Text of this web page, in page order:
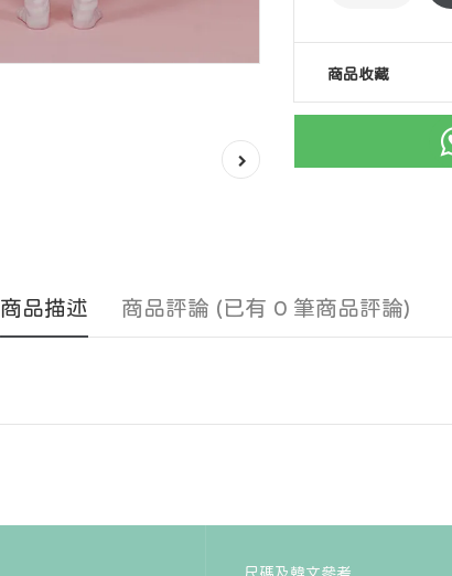
商品收藏
商品描述 商品評論 (已有 0 筆商品評論)
尺碼及韓文參考